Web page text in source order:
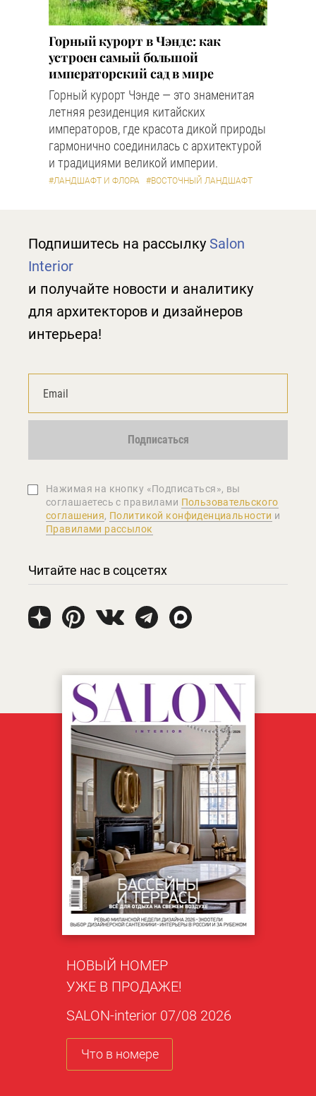
Горный курорт в Чэнде: как
устроен самый большой
императорский сад в мире
Горный курорт Чэнде — это знаменитая
летняя резиденция китайских
императоров, где красота дикой природы
гармонично соединилась с архитектурой
и традициями великой империи.
#ЛАНДШАФТ И ФЛОРА #ВОСТОЧНЫЙ ЛАНДШАФТ
Подпишитесь на рассылку Salon
Interior
и получайте новости и аналитику
для архитекторов и дизайнеров
интерьера!
Подписаться
Нажимая на кнопку «Подписаться», вы
соглашаетеcь с правилами Пользовательского
соглашения, Политикой конфиденциальности и
Правилами рассылок
Читайте нас в соцсетях
НОВЫЙ НОМЕР
УЖЕ В ПРОДАЖЕ!
SALON-interior 07/08 2026
Что в номере